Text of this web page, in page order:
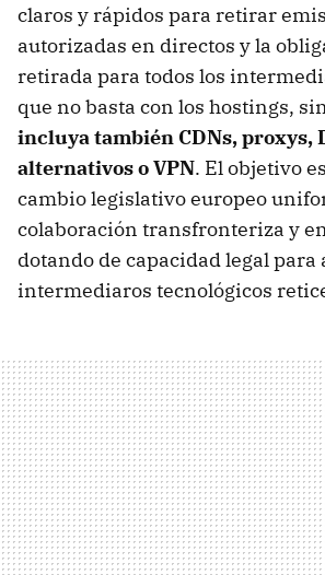
claros y rápidos para retirar
autorizadas en directos y la
retirada para todos los
que no basta con los hostings,
incluya también CDNs, proxys,
alternativos o VPN. El objetivo
cambio legislativo europeo
colaboración transfronteriza y
dotando de capacidad legal para
intermediaros tecnológicos